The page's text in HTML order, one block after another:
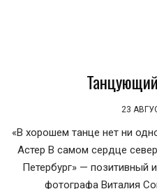
23
«В хорошем танце нет ни
Астер В самом сердце
Петербург» — позитивный
фотографа Виталия